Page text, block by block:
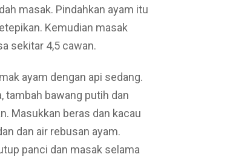
masak. Pindahkan ayam itu
Kemudian masak
sekitar 4,5 cawan.
ayam dengan api sedang.
tambah bawang putih dan
Masukkan beras dan kacau
dan air rebusan ayam.
panci dan masak selama